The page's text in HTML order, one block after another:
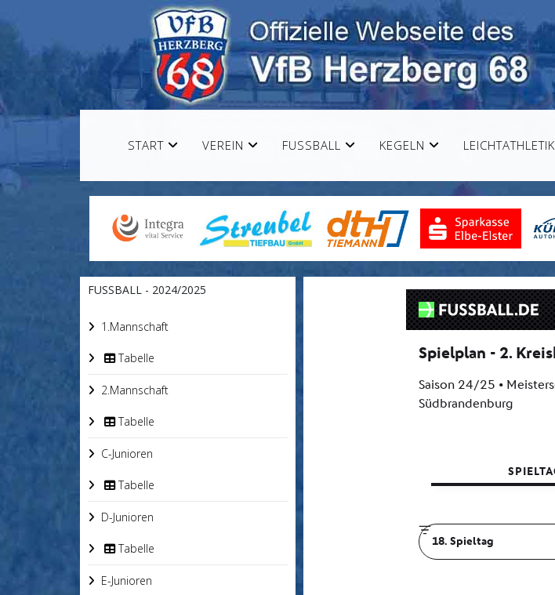
START VEREIN FUSSBALL KEGELN LEICHTATHLETIK
FUSSBALL - 2024/2025
1.Mannschaft
Tabelle
2.Mannschaft
Tabelle
C-Junioren
Tabelle
D-Junioren
Tabelle
E-Junioren